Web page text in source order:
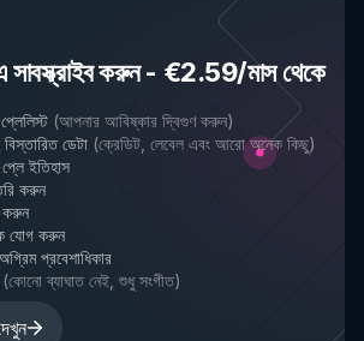
করুন- €2.59/মাস থেকে
(আপনার আবিষ্কার দ্বিগুণ করুন)
ডেটা (ক্রেডিট, লেবেল এবং আরো অনেক কিছু)
ইতিহাস
করুন
করুন
যোগ করুন
প্রবেশাধিকার
(কোনো ব্যাঘাত নেই, শুধু সংগীত)